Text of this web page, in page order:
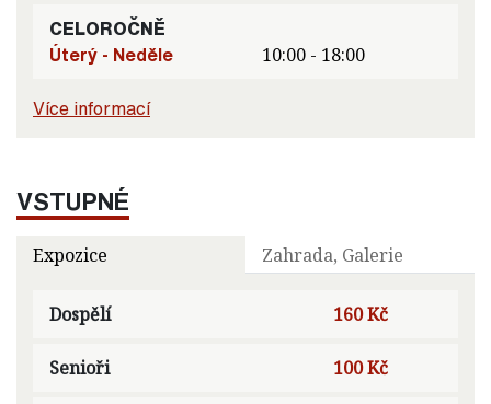
CELOROČNĚ
Úterý - Neděle
10:00 - 18:00
Více informací
VSTUPNÉ
Expozice Zahrada, Galerie
Dospělí 160 Kč
Senioři 100 Kč